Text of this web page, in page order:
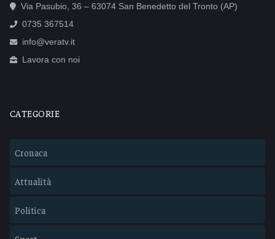
Via Pasubio, 36 – 63074 San Benedetto del Tronto (AP)
0735 367514
info@veratv.it
Lavora con noi
CATEGORIE
Cronaca
Attualità
Politica